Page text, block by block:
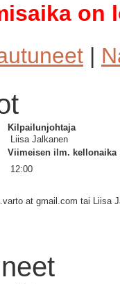
on
|
Kilpailunjohtaja
Liisa Jalkanen
Viimeisen ilm. kellonaika
12:00
at gmail.com tai Liisa